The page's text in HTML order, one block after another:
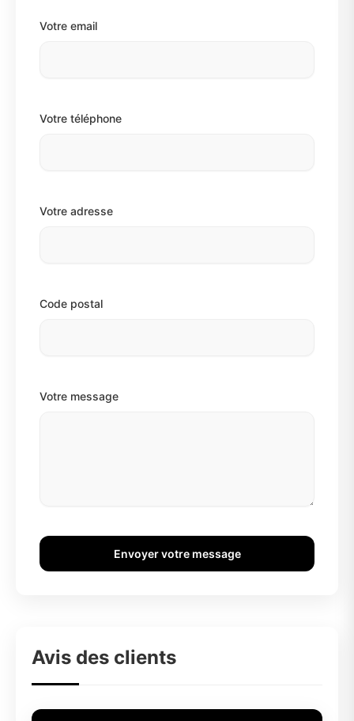
Votre email
Votre téléphone
Votre adresse
Code postal
Votre message
Envoyer votre message
Avis des clients